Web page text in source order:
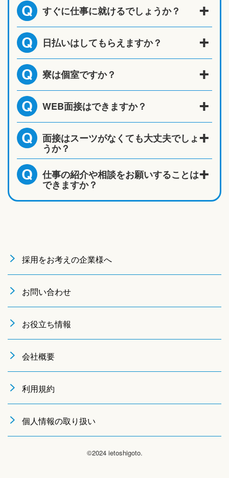
Q すぐに仕事に就けるでしょうか？
Q 日払いはしてもらえますか？
Q 寮は個室ですか？
Q WEB面接はできますか？
Q 面接はスーツがなくても大丈夫でしょ
うか？
Q 仕事の紹介や相談をお願いすることは
できますか？
採用をお考えの企業様へ
お問い合わせ
お役立ち情報
会社概要
利用規約
個人情報の取り扱い
©2024 ietoshigoto.